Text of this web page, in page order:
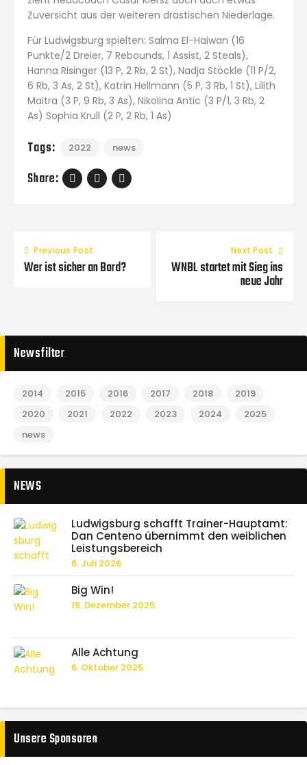
Zuversicht aus der weiteren drastischen Niederlage.
Für Ludwigsburg spielten: Salma El-Haiwan (16
Punkte/2 Dreier, 7 Rebounds, 1 Assist, 2 Steals),
Hanna Risinger (13 P, 2 Rb, 2 St), Nadja Stöckle (11 P/2,
6 Rb, 3 As, 2 St), Katrin Hellmann (5 P, 3 Rb, 1 St), Lilith
Maitra (3 P, 9 Rb, 3 As), Nikolina Antic (3 P/1, 3 Rb, 2
As) Sophia Krull (2 P, 2 Rb, 1 As)
Tags: 2022 news
Share:
Previous Post
Wer ist sicher an Bord?
Next Post
WNBL startet mit Sieg ins
neue Jahr
Newsfilter
2014 2015 2016 2017 2018
2019
2020
2021 2022 2023 2024
2025
news
NEWS
Ludwigsburg schafft Trainer-Hauptamt:
Dan Centeno übernimmt den weiblichen
Leistungsbereich
6. Juli 2026
Big Win!
15. Dezember 2025
Alle Achtung
6. Oktober 2025
Unsere Sponsoren